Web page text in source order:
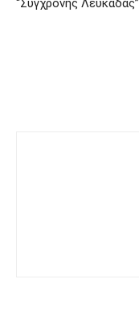
“Σύγχρονης Λευκάδας”